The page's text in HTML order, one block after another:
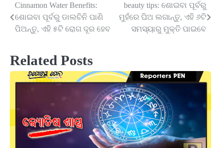
Post
navigation
Cinnamon Water Benefits:
ଶୋଇବା ପୂର୍ବରୁ ଡାଲଚିନି ପାଣି
ପିଅନ୍ତୁ, ଏହି ୫ଟି ରୋଗ ଦୂର ହେବ
beauty tips: ଶୋଇବା ପୂର୍ବରୁ
ମୁହଁରେ ଘିଅ ଲଗାନ୍ତୁ, ଏହି ୬ଟି
ସମସ୍ୟାରୁ ମୁକ୍ତି ପାଇବେ
Related Posts